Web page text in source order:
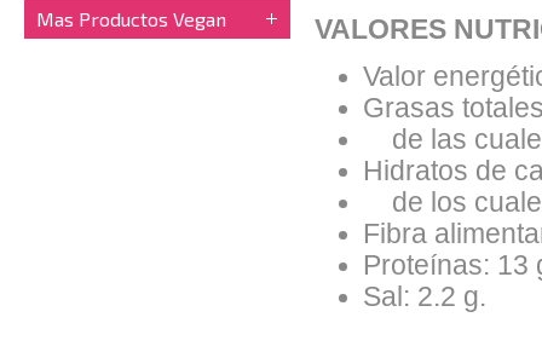
Mas Productos Vegan
VALORES
Valor
Grasas
de las
Hidratos de
de los
Fibra
Proteínas: 13
Sal: 2.2 g.